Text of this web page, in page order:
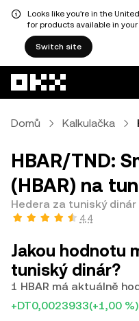
Looks like you're in the
for products available in
Switch site
Domů Kalkulačka
HBAR/TND:
(HBAR) na
Hedera za tuniský dinár
4,4
Jakou hodnotu
tuniský dinár?
1 HBAR má aktuálně
+DT0,0023933(+1,00 %)